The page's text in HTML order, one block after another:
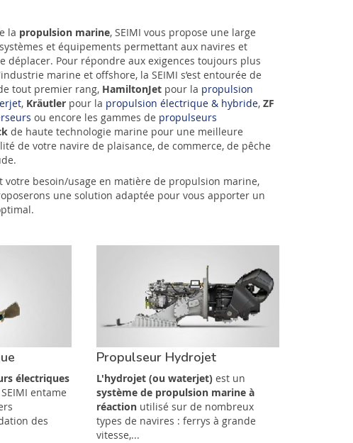
la propulsion marine, SEIMI vous propose une large
et équipements permettant aux navires et
déplacer. Pour répondre aux exigences toujours plus
marine et offshore, la SEIMI s’est entourée de
tout premier rang, HamiltonJet pour la propulsion
, Kräutler pour la propulsion électrique & hybride,ZF
ou encore les gammes de propulseurs
de haute technologie marine pour une meilleure
de votre navire de plaisance, de commerce, de pêche
votre besoin/usage en matière de propulsion marine,
une solution adaptée pour vous apporter un
électriques
SEIMI entame
des
Propulseur Hydrojet
L'hydrojet (ou waterjet)est un
système de propulsion marine à
réaction utilisé sur de nombreux
types de navires : ferrys à grande
vitesse,...